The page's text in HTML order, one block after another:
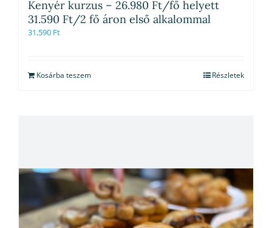
Kenyér kurzus – 26.980 Ft/fő helyett
31.590 Ft/2 fő áron első alkalommal
31,590 Ft
Kosárba teszem Részletek